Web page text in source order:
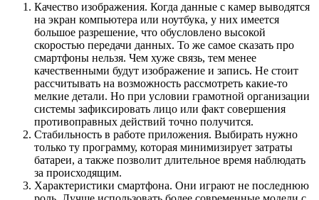
Качество изображения. Когда данные с камер выводятся
на экран компьютера или ноутбука, у них имеется
большое разрешение, что обусловлено высокой
скоростью передачи данных. То же самое сказать про
смартфоны нельзя. Чем хуже связь, тем менее
качественными будут изображение и запись. Не стоит
рассчитывать на возможность рассмотреть какие-то
мелкие детали. Но при условии грамотной организации
системы зафиксировать лицо или факт совершения
противоправных действий точно получится.
Стабильность в работе приложения. Выбирать нужно
только ту программу, которая минимизирует затраты
батареи, а также позволит длительное время наблюдать
за происходящим.
Характеристики смартфона. Они играют не последнюю